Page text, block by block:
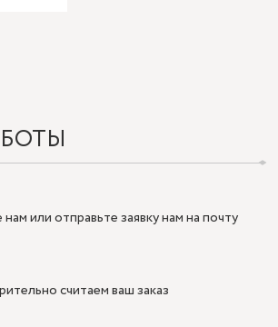
или отправьте заявку нам на почту
считаем ваш заказ